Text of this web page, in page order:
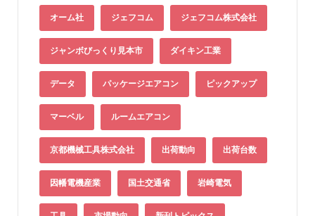
オーム社 ジェフコム ジェフコム株式会社
ジャンボびっくり見本市 ダイキン工業
データ パッケージエアコン ピックアップ
マーベル ルームエアコン
京都機械工具株式会社 出荷動向 出荷台数
因幡電機産業 国土交通省 岩崎電気